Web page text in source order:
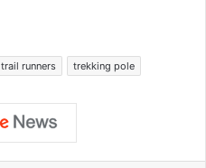
trail runners trekking pole